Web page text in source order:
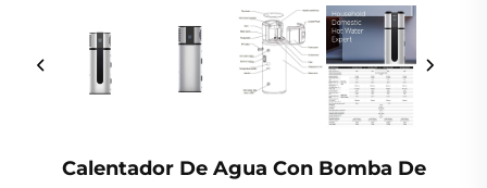
Calentador De Agua Con Bomba De